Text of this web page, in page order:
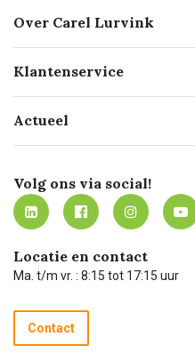
Over Carel Lurvink
Geschiedenis
Missie
Werken bij Carel Lurvink
MVO
Klantenservice
Bezorgen
Mijn Carel Lurvink
Mijn Carel Lurvink
Carel Lurvink App
Hulp op afstand
Technische dienst
Recycle programma
Betalen
Actueel
Innovation LAB
Tevreden klanten
Carel Lurvink Blog
Carel de podcast
Volg ons via social!
Locatie en contact
Ma. t/m vr. : 8:15 tot 17:15 uur
Contact